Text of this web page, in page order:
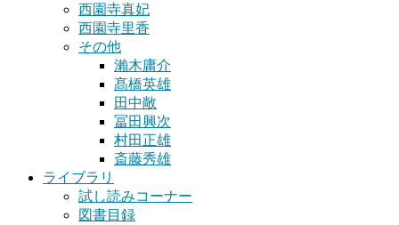
西園寺真妃
西園寺里香
その他
瀨木庸介
髙橋英雄
田中敞
冨田興次
村田正雄
斎藤秀雄
ライブラリ
試し読みコーナー
図書目録